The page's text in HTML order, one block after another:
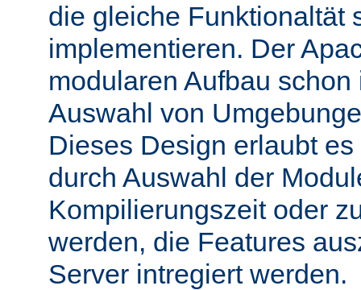
die gleiche Funktionaltät
implementieren. Der
modularen Aufbau
Auswahl von
Dieses Design erlaubt
durch Auswahl der
Kompilierungszeit oder
werden, die Features
Server intregiert werden.